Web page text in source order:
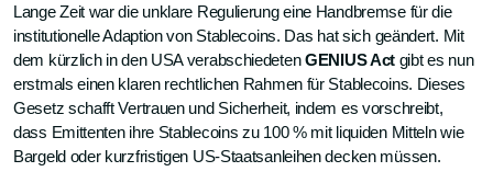
Lange Zeit war die unklare Regulierung eine Handbremse für die
institutionelle Adaption von Stablecoins. Das hat sich geändert. Mit
dem kürzlich in den USA verabschiedetenGENIUS Act gibt es nun
erstmals einen klaren rechtlichen Rahmen für Stablecoins. Dieses
Gesetz schafft Vertrauen und Sicherheit, indem es vorschreibt,
dass Emittenten ihre Stablecoins zu 100 % mit liquiden Mitteln wie
Bargeld oder kurzfristigen US-Staatsanleihen decken müssen.